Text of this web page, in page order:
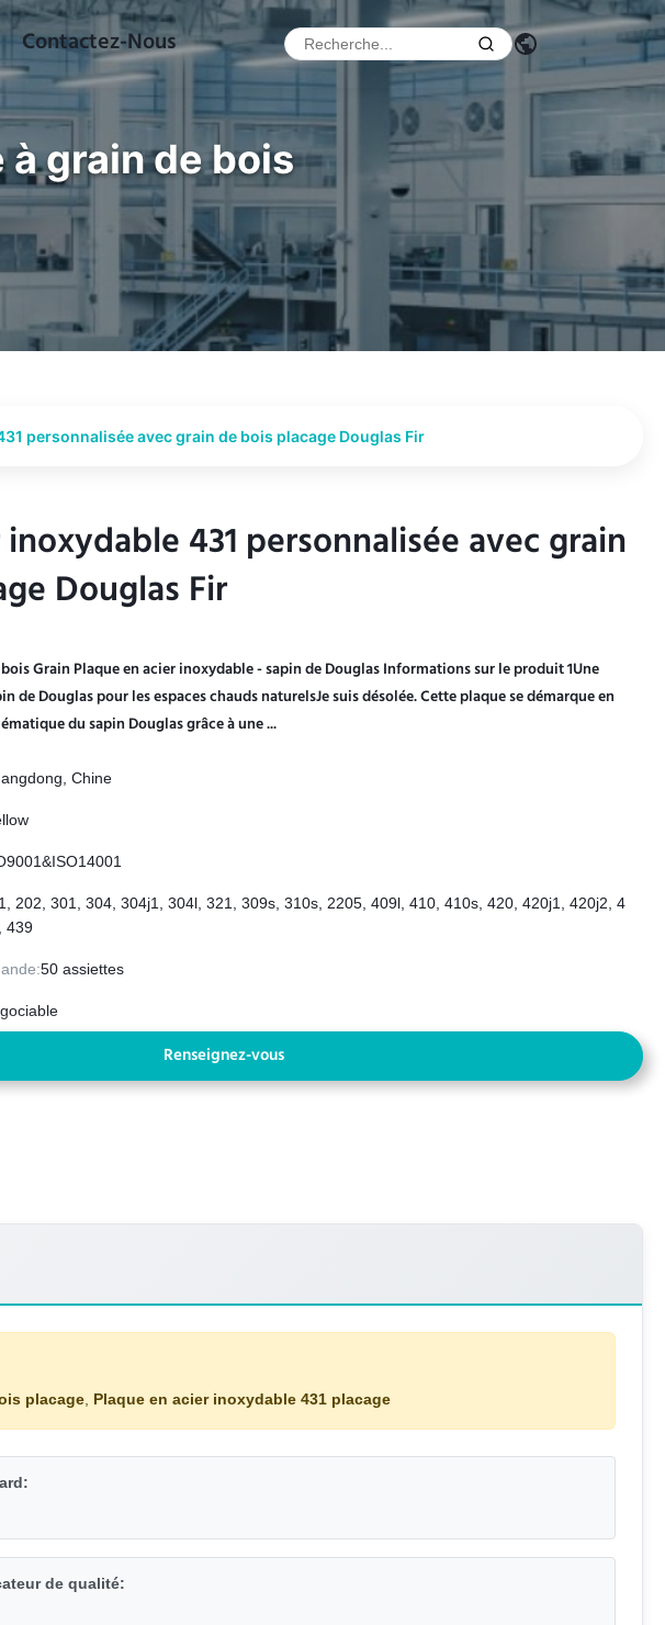
Contactez-Nous
grain de bois
personnalisée avec grain de bois placage Douglas Fir
431 personnalisée avec grain
Douglas Fir
431 personnalisée avec grain
Douglas Fir
Grain Plaque en acier inoxydable - sapin de Douglas Informations sur le produit 1Une
de Douglas pour les espaces chauds naturelsJe suis désolée. Cette plaque se démarque en
du sapin Douglas grâce à une ...
Chine
202, 301, 304, 304j1, 304l, 321, 309s, 310s, 2205, 409l, 410, 410s, 420, 420j1, 420j2, 4
439
50 assiettes
Renseignez-vous
placage Plaque en acier inoxydable 431 placage
de qualité: